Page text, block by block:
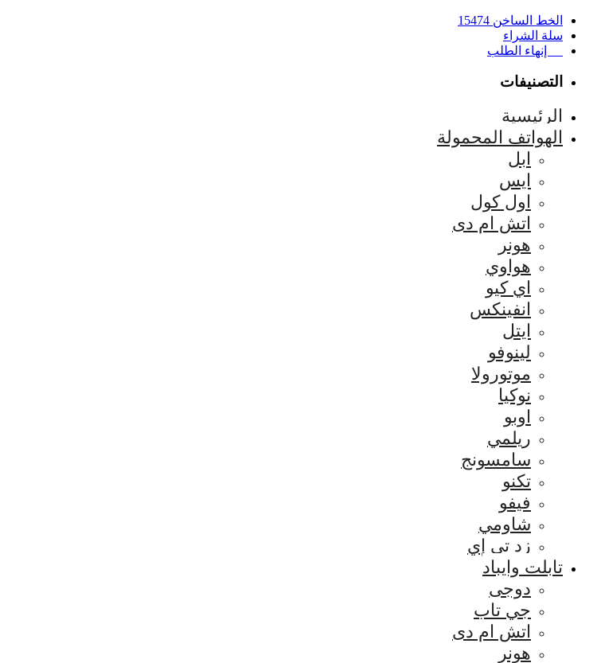
الخط الساخن 15474
سلة الشراء
إنهاء الطلب
التصنيفات
الرئيسية
الهواتف المحمولة
ابل
ايس
اول كول
اتش ام دى
هونر
هواوي
اي كيو
انفينكس
ايتل
لينوفو
موتورولا
نوكيا
اوبو
ريلمي
سامسونج
تكنو
فيفو
شاومي
زد تي إي
تابلت وايباد
دوجى
جي تاب
اتش ام دى
هونر